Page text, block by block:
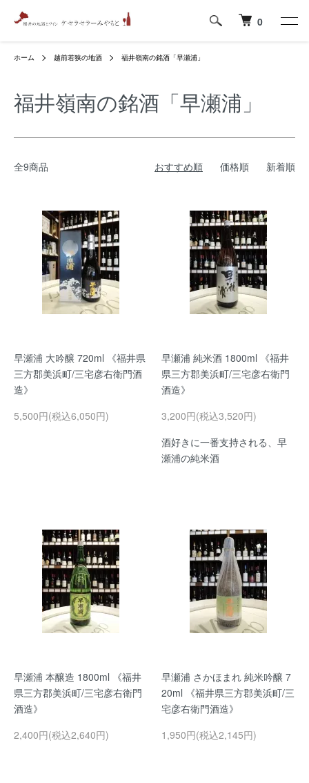
0
ホーム 越前若狭の地酒 福井嶺南の銘酒「早瀬浦」
福井嶺南の銘酒「早瀬浦」
全9商品 おすすめ順 価格順 新着順
早瀬浦 大吟醸 720ml 《福井県
三方郡美浜町/三宅彦右衛門酒
造》
5,500円(税込6,050円)
早瀬浦 純米酒 1800ml 《福井
県三方郡美浜町/三宅彦右衛門
酒造》
3,200円(税込3,520円)
酒好きに一番支持される、早
瀬浦の純米酒
早瀬浦 本醸造 1800ml 《福井
県三方郡美浜町/三宅彦右衛門
酒造》
2,400円(税込2,640円)
早瀬浦 さかほまれ 純米吟醸 7
20ml 《福井県三方郡美浜町/三
宅彦右衛門酒造》
1,950円(税込2,145円)